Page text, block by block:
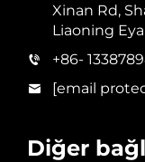
Xinan Rd,
Liaoning
+86-
[email
Diğer